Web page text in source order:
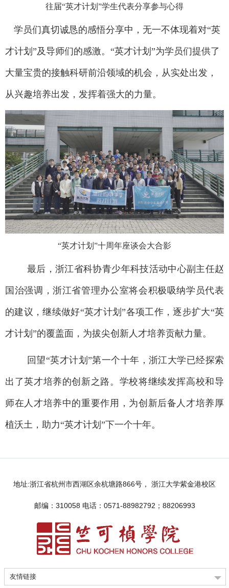
往届“英才计划”学生代表分享参与心得
学员们真切诚恳的感悟分享中，无一不体现着对“英
才计划”及导师们的感激。“英才计划”为学员们提供了
大量宝贵的接触科研前沿领域的机会，从实处出发，
从兴趣培养出发，发挥着强大的力量。
“英才计划”十周年座谈会大合影
最后，浙江省科协青少年科技活动中心副主任赵
国治强调，浙江省管理办公室将会积极吸纳学员代表
的建议，继续做好“英才计划”各项工作，逐步扩大“英
才计划”的覆盖面，为拔尖创新人才培养贡献力量。
回望“英才计划”第一个十年，浙江大学已经探索
出了英才培养的创新之路。学校将继续发挥高校和导
师在人才培养中的重要作用，为创新后备人才培养厚
植沃土，助力“英才计划”下一个十年。
地址:浙江省杭州市西湖区余杭塘路866号， 浙江大学紫金港校区
邮编：310058 电话：0571-88982792；88206993
友情链接